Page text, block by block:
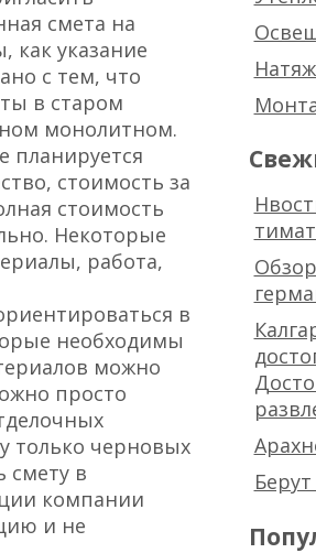
смета на
как указание
с тем, что
в старом
монолитном.
планируется
стоимость за
стоимость
Некоторые
работа,
в
необходимы
можно
просто
только черновых
смету в
компании
и не